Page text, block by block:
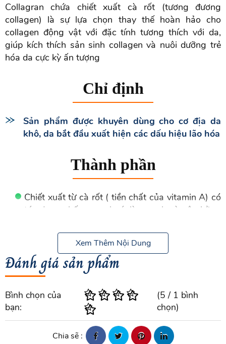
Collagran chứa chiết xuất cà rốt (tương đương
collagen) là sự lựa chọn thay thế hoàn hảo cho
collagen động vật với đặc tính tương thích với da,
giúp kích thích sản sinh collagen và nuôi dưỡng trẻ
hóa da cực kỳ ấn tượng
Chỉ định
Sản phẩm được khuyên dùng cho cơ địa da
khô, da bắt đầu xuất hiện các dấu hiệu lão hóa
Thành phần
Chiết xuất từ cà rốt ( tiền chất của vitamin A) có
tác dụng chống oxy hoá, làm sạch và cân bằng
Pentylene Glycol: Dưỡng ẩm, kháng khuẩn
Glycerin: Dưỡng ẩm, làm mềm da
PEG-40 Hydrogenated Castor Oil: Làm sạch,
làm mềm và dịu da
Sodium Benzotriazolyl Butylphenol Sulfonate:
Xem Thêm Nội Dung
Đánh giá sản phẩm
Bình chọn của
bạn:
(5 / 1 bình
chọn)
Chia sẽ :